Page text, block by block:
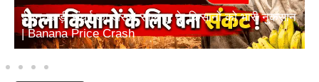
ईरान-खाड़ी संघर्ष का असर! सोलापुर के किसानों को भारी नुकसान
| Banana Price Crash